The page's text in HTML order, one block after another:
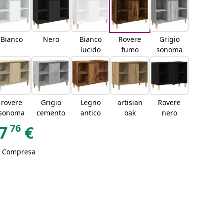
Bianco Nero
Bianco
lucido
Rovere
fumo
Grigio
sonoma
rovere
Grigio
cemento
Legno
antico
artisian
oak
Rovere
nero
76 €
Compresa